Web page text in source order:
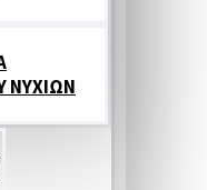
ΝΥΧΙΩΝ